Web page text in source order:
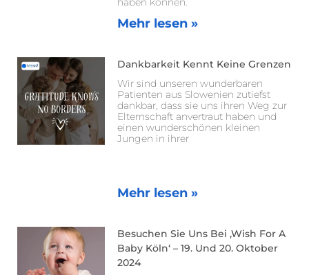
Mehr lesen »
Dankbarkeit Kennt Keine Grenzen
Wir sind unseren wunderbaren
Patienten aus Slowenien zutiefst
dankbar, dass sie uns ihren Weg zur
Elternschaft anvertraut haben und
einen wunderschönen kleinen
Jungen in ihrer
Mehr lesen »
Besuchen Sie Uns Bei ‚Wish For A
Baby Köln‘ – 19. Und 20. Oktober
2024